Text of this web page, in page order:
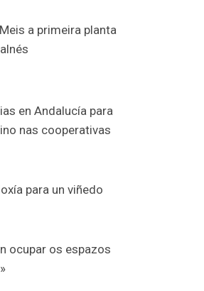
a primeira planta
en Andalucía para
nas cooperativas
para un viñedo
ocupar os espazos